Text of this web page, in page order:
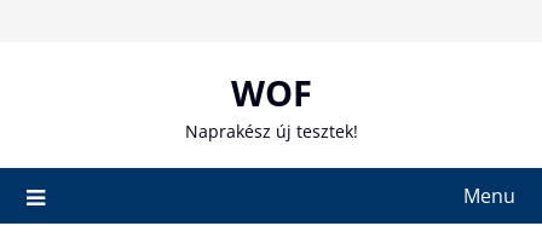
WOF
Naprakész új tesztek!
Menu